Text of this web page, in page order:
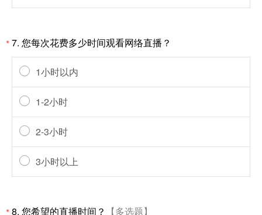
*7. 您每次花费多少时间观看网络直播？
1小时以内
1-2小时
2-3小时
3小时以上
8. 您希望的直播时间？ 【多选题】